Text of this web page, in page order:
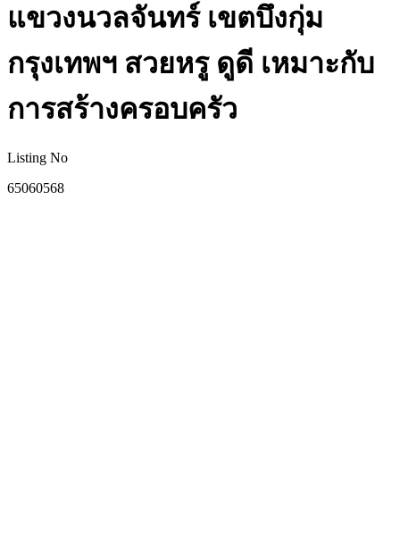
แขวงนวลจันทร์ เขตบึงกุ่ม
กรุงเทพฯ สวยหรู ดูดี เหมาะกับ
การสร้างครอบครัว
Listing No
65060568